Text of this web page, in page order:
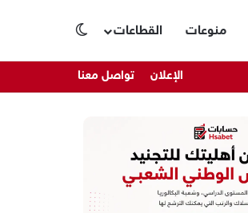
منوعات القطاعات
الإعلان تواصل معنا